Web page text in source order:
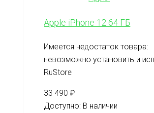
Apple iPhone 12 64 ГБ
Имеется недостаток товара:
невозможно установить и
RuStore
33 490 ₽
Доступно: В наличии